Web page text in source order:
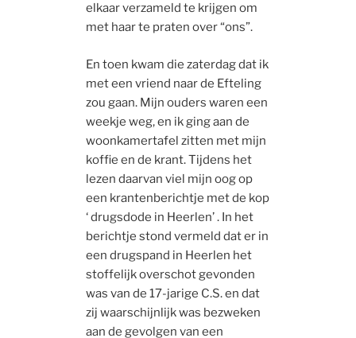
elkaar verzameld te krijgen om
met haar te praten over “ons”.
En toen kwam die zaterdag dat ik
met een vriend naar de Efteling
zou gaan. Mijn ouders waren een
weekje weg, en ik ging aan de
woonkamertafel zitten met mijn
koffie en de krant. Tijdens het
lezen daarvan viel mijn oog op
een krantenberichtje met de kop
‘ drugsdode in Heerlen’ . In het
berichtje stond vermeld dat er in
een drugspand in Heerlen het
stoffelijk overschot gevonden
was van de 17-jarige C.S. en dat
zij waarschijnlijk was bezweken
aan de gevolgen van een